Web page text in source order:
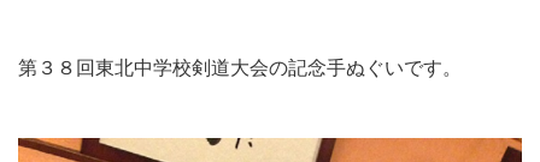
第３８回東北中学校剣道大会の記念手ぬぐいです。